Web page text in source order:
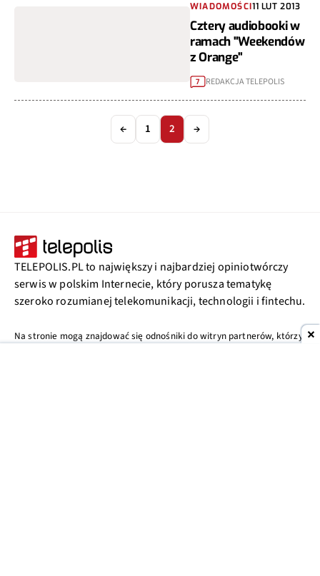
WIADOMOŚCI11 LUT 2013
Cztery audiobooki w
ramach "Weekendów
z Orange"
7 REDAKCJA TELEPOLIS
← 1 2 →
TELEPOLIS.PL to największy i najbardziej opiniotwórczy
serwis w polskim Internecie, który porusza tematykę
szeroko rozumianej telekomunikacji, technologii i fintechu.
Na stronie mogą znajdować się odnośniki do witryn partnerów, którzy